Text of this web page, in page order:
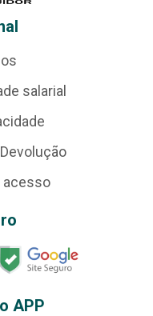
salarial
acesso
APP